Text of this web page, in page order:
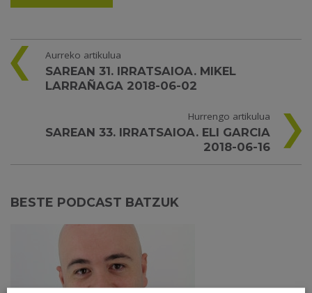
Aurreko artikulua
SAREAN 31. IRRATSAIOA. MIKEL
LARRAÑAGA 2018-06-02
Hurrengo artikulua
SAREAN 33. IRRATSAIOA. ELI GARCIA
2018-06-16
BESTE PODCAST BATZUK